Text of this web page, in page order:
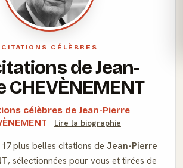
CITATIONS CÉLÈBRES
de Jean-
CHEVÈNEMENT
célèbres de Jean-Pierre
Lire la biographie
plus belles citations de Jean-Pierre
, sélectionnées pour vous et tirées de